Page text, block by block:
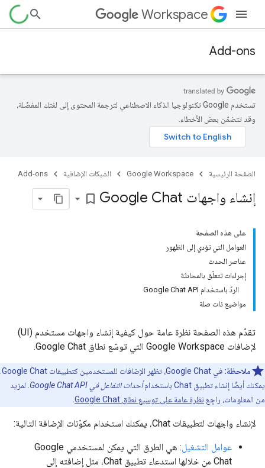
Workspace
Add-ons
تستخدم Google تكنولوجيا الذكاء الاصطناعي لترجمة المحتوى إلى لغتك المفضّلة،
وقد تتضمّن بعض الأخطاء.
الصفحة الرئيسية Google Workspace الشبكات الإضافية Add-ons
إنشاء واجهات Google Chat bookmark_border
على هذه الصفحة
العوامل التي تؤدي إلى الظهور
عناصر الحدث
إجراءات تتعلّق بالمحادثة
الردّ باستخدام Google Chat API
مواضيع ذات صلة
تقدّم هذه الصفحة نظرة عامة حول كيفية إنشاء واجهات مستخدم (UI)
لإضافات Google Workspace التي توسّع نطاق Google Chat.
ملاحظة:
يمكنك أيضًا إنشاء تطبيق Chat باستخدام
أحداث التفاعل في Google Chat API
. لمزيد
من المعلومات، راجِع نظرة عامة على توسيع نطاق Google Chat
لإنشاء واجهات لتطبيقات Chat، يمكنك استخدام مكوّنات الإضافة التالية:
عوامل التشغيل
: هي الطرق التي يمكن لمستخدمي Google
Chat من خلالها استدعاء تطبيق Chat، مثل إضافته إلى